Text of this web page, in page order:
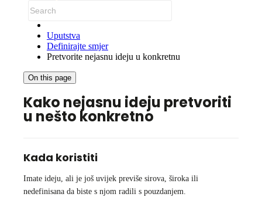
Uputstva
Definirajte smjer
Pretvorite nejasnu ideju u konkretnu
On this page
Kako nejasnu ideju pretvoriti
u nešto konkretno
Kada koristiti
Imate ideju, ali je još uvijek previše sirova, široka ili
nedefinisana da biste s njom radili s pouzdanjem.